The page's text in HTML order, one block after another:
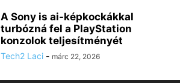
A Sony is ai-képkockákkal
turbózná fel a PlayStation
konzolok teljesítményét
Tech2 Laci - márc 22, 2026